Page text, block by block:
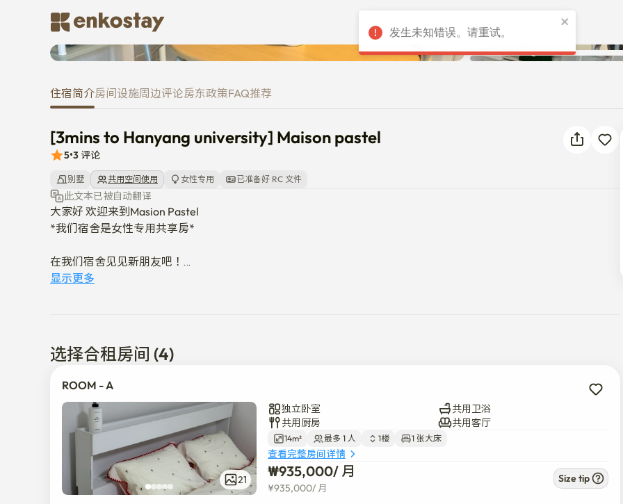
[3mins to Hanyang university] Maison pastel
住宿简介房间设施周边评论房东政策FAQ推荐
[3mins to Hanyang university] Maison pastel
5•3 评论
别墅 共用空间使用 女性专用 已准备好 RC 文件
此文本已被自动翻译
大家好 欢迎来到Masion Pastel
*我们宿舍是女性专用共享房*
在我们宿舍见见新朋友吧！
韩国交换生生活会过得更充实。
- 位于首尔城东区杏堂洞的女性专用共享房，
这是最近新开张的干净、管理良好的空间。
- 一个总共只有4人居住的小规模共享房屋。
减少独自生活的负担,充分保护隐私的结构。
特别适合外国学生、交换生和实习生居住。
📍 位置&接近性
显示更多
选择合租房间 (4)
ROOM - A
21
独立卧室
共用卫浴
共用厨房
共用客厅
14m² 最多 1 人 1楼 1 张大床
查看完整房间详情
₩935,000/ 月
¥935,000/ 月
Size tip
发生未知错误。请重试。